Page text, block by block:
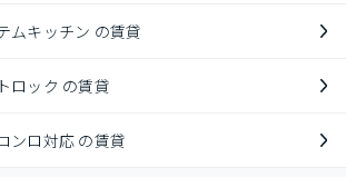
ムキッチン の賃貸
ロック の賃貸
ンロ対応 の賃貸